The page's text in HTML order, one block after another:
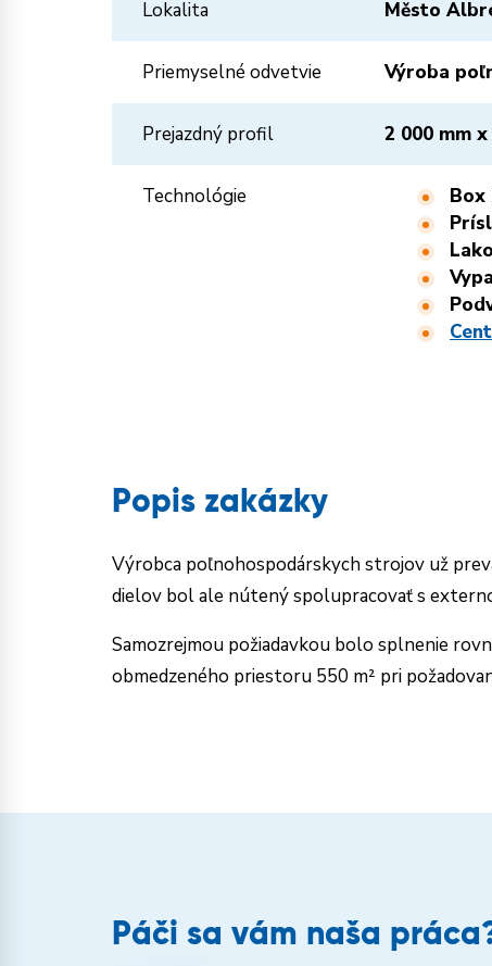
Lokalita Město
Priemyselné odvetvie Výroba
Prejazdný profil 2 000 mm
Technológie
Box
Popis zakázky
Výrobca poľnohospodárskych strojov už
dielov bol ale nútený spolupracovať s
Samozrejmou požiadavkou bolo splnenie
obmedzeného priestoru 550 m² pri
Páči sa vám naša